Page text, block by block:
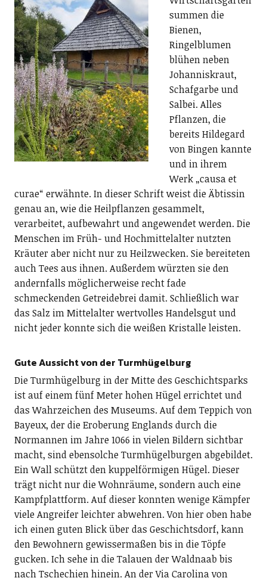
summen die
Bienen,
Ringelblumen
blühen neben
Johanniskraut,
Schafgarbe und
Salbei. Alles
Pflanzen, die
bereits Hildegard
von Bingen kannte
und in ihrem
Werk „causa et
curae“ erwähnte. In dieser Schrift weist die Äbtissin
genau an, wie die Heilpflanzen gesammelt,
verarbeitet, aufbewahrt und angewendet werden. Die
Menschen im Früh- und Hochmittelalter nutzten
Kräuter aber nicht nur zu Heilzwecken. Sie bereiteten
auch Tees aus ihnen. Außerdem würzten sie den
andernfalls möglicherweise recht fade
schmeckenden Getreidebrei damit. Schließlich war
das Salz im Mittelalter wertvolles Handelsgut und
nicht jeder konnte sich die weißen Kristalle leisten.
Gute Aussicht von der Turmhügelburg
Die Turmhügelburg in der Mitte des Geschichtsparks
ist auf einem fünf Meter hohen Hügel errichtet und
das Wahrzeichen des Museums. Auf dem Teppich von
Bayeux, der die Eroberung Englands durch die
Normannen im Jahre 1066 in vielen Bildern sichtbar
macht, sind ebensolche Turmhügelburgen abgebildet.
Ein Wall schützt den kuppelförmigen Hügel. Dieser
trägt nicht nur die Wohnräume, sondern auch eine
Kampfplattform. Auf dieser konnten wenige Kämpfer
viele Angreifer leichter abwehren. Von hier oben habe
ich einen guten Blick über das Geschichtsdorf, kann
den Bewohnern gewissermaßen bis in die Töpfe
gucken. Ich sehe in die Talauen der Waldnaab bis
nach Tschechien hinein. An der Via Carolina von